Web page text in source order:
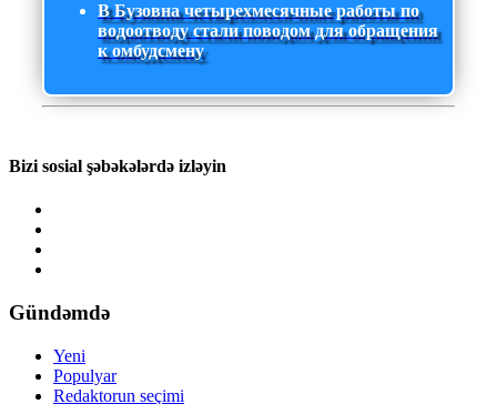
В Бузовна четырехмесячные работы по
водоотводу стали поводом для обращения
к омбудсмену
Bizi sosial şəbəkələrdə izləyin
Gündəmdə
Yeni
Populyar
Redaktorun seçimi